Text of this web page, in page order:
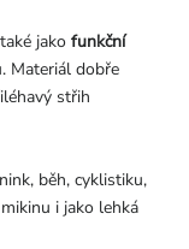
jako funkční
Materiál dobře
střih
běh, cyklistiku,
i jako lehká